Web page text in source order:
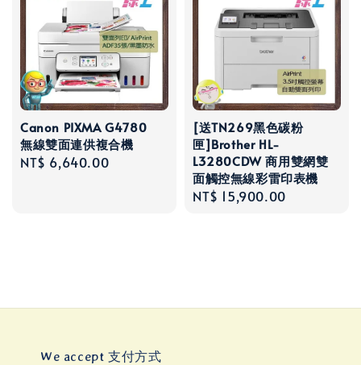
Canon PIXMA G4780
無線雙面連供複合機
Regular
NT$ 6,640.00
[送TN269黑色碳粉
匣]Brother HL-
L3280CDW 商用雙網雙
面觸控無線彩雷印表機
Regular
NT$ 15,900.00
We accept 支付方式